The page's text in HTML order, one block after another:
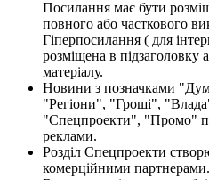
Посилання має бути
повного або часткового
Гіперпосилання ( для
розміщена в підзаголовку
матеріалу.
Новини з позначками
"Регіони", "Гроші",
"Спецпроекти", "Промо"
реклами.
Розділ Спецпроекти
комерційними партнерами.